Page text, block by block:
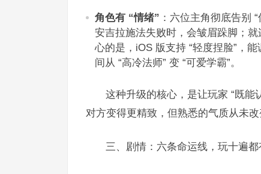
角色有 “情绪” ：六位主角彻底告别
安吉拉施法失败时，会皱眉跺脚；就
心的是，iOS 版支持 “轻度捏脸”，
间从 “高冷法师” 变 “可爱学霸”。​
这种升级的核心，是让玩家 “既
对方变得更精致，但熟悉的气质从未改
三、剧情：六条命运线，玩十遍